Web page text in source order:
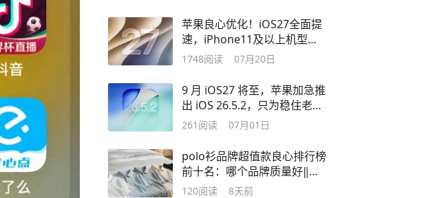
苹果良心优化！iOS27全面提
速，iPhone11及以上机型全
部适配
1748阅读 07月20日
9 月 iOS27 将至，苹果加急推
出 iOS 26.5.2，只为稳住老
iPhone 体验
261 阅读 07月01日
polo衫品牌超值款良心排行榜
前十名：哪个品牌质量好‖多
风格适配
120阅读 8天前